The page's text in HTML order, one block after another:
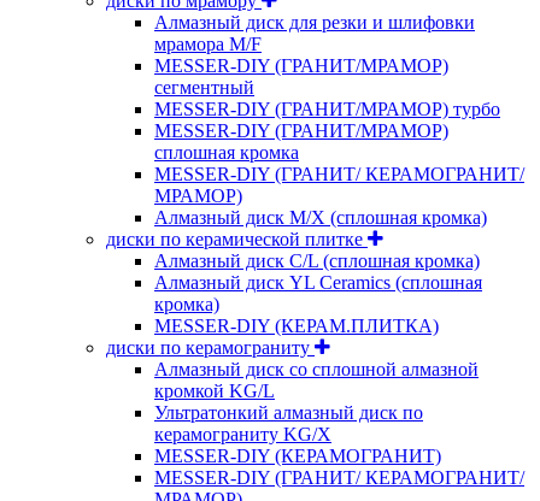
Алмазный диск для резки и шлифовки
мрамора M/F
MESSER-DIY (ГРАНИТ/МРАМОР)
сегментный
MESSER-DIY (ГРАНИТ/МРАМОР) турбо
MESSER-DIY (ГРАНИТ/МРАМОР)
сплошная кромка
MESSER-DIY (ГРАНИТ/ КЕРАМОГРАНИТ/
МРАМОР)
Алмазный диск M/X (сплошная кромка)
диски по керамической плитке
Алмазный диск C/L (сплошная кромка)
Алмазный диск YL Ceramics (сплошная
кромка)
MESSER-DIY (КЕРАМ.ПЛИТКА)
диски по керамограниту
Алмазный диск со сплошной алмазной
кромкой KG/L
Ультратонкий алмазный диск по
керамограниту KG/X
MESSER-DIY (КЕРАМОГРАНИТ)
MESSER-DIY (ГРАНИТ/ КЕРАМОГРАНИТ/